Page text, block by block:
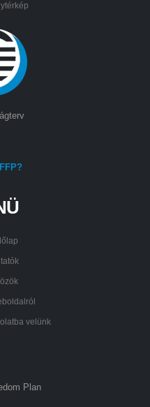
velünk
Plan